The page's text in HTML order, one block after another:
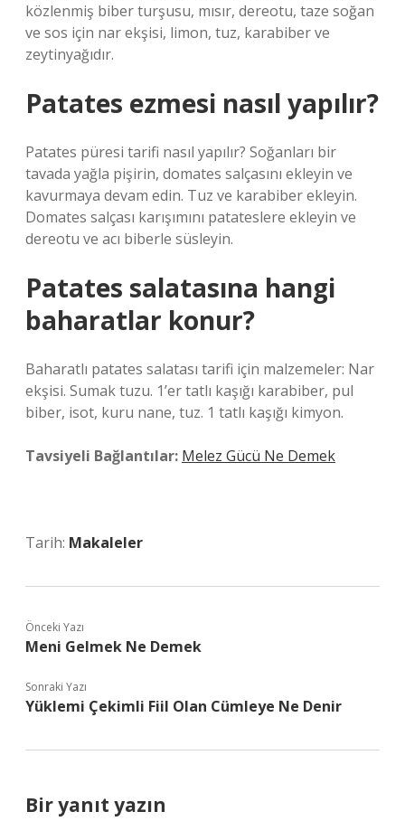
közlenmiş biber turşusu, mısır, dereotu, taze soğan
ve sos için nar ekşisi, limon, tuz, karabiber ve
zeytinyağıdır.
Patates ezmesi nasıl yapılır?
Patates püresi tarifi nasıl yapılır? Soğanları bir
tavada yağla pişirin, domates salçasını ekleyin ve
kavurmaya devam edin. Tuz ve karabiber ekleyin.
Domates salçası karışımını patateslere ekleyin ve
dereotu ve acı biberle süsleyin.
Patates salatasına hangi
baharatlar konur?
Baharatlı patates salatası tarifi için malzemeler: Nar
ekşisi. Sumak tuzu. 1’er tatlı kaşığı karabiber, pul
biber, isot, kuru nane, tuz. 1 tatlı kaşığı kimyon.
Tavsiyeli Bağlantılar: Melez Gücü Ne Demek
Tarih: Makaleler
Önceki Yazı
Meni Gelmek Ne Demek
Sonraki Yazı
Yüklemi Çekimli Fiil Olan Cümleye Ne Denir
Bir yanıt yazın